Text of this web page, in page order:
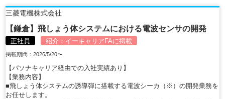
三菱電機株式会社
【鎌倉】飛しょう体システムにおける電波センサの開発
正社員 紹介： イーキャリアFAに掲載
掲載期間：2026/5/20〜
【パソナキャリア経由での入社実績あり】
【業務内容】
■飛しょう体システムの誘導弾に搭載する電波シーカ（※）の開発業務を
お任せします。